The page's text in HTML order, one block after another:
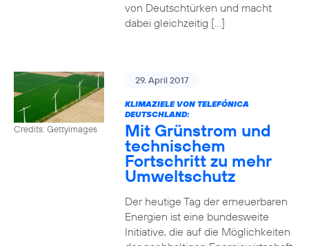
von Deutschtürken und macht
dabei gleichzeitig […]
Credits: Gettyimages
29. April 2017
KLIMAZIELE VON TELEFÓNICA
DEUTSCHLAND:
Mit Grünstrom und
technischem
Fortschritt zu mehr
Umweltschutz
Der heutige Tag der erneuerbaren
Energien ist eine bundesweite
Initiative, die auf die Möglichkeiten